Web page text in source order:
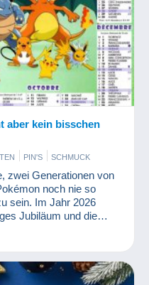
aber kein bisschen
PIN'S SCHMUCK
zwei Generationen von
noch nie so
sein. Im Jahr 2026
Jubiläum und die